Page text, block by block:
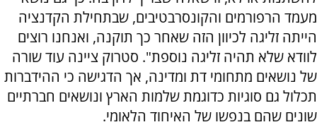
מעמד הרפורמים והקונסרבטיבים, שבתחילת הקדנציה
הייתה זליגה לכיוון הזה שאחר כך תוקנה, ואנחנו רוצים
לוודא שלא תהיה זליגה נוספת". סטרוק ציינה עוד שורה
של נושאים מתחומי דת ומדינה, אך הדגישה כי ההידברות
תכלול גם סוגיות כדוגמת שלמות הארץ ונושאים חברתיים
שונים שהם בנפשו של האיחוד הלאומי.